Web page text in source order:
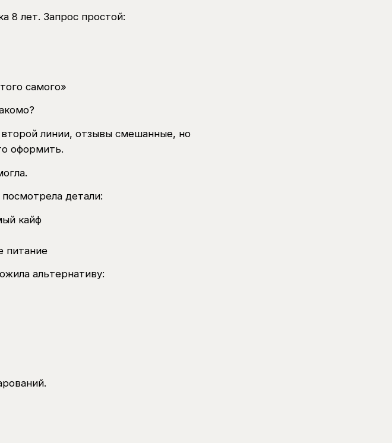
8 лет. Запрос простой:
самого»
линии, отзывы смешанные, но
оформить.
детали:
кайф
питание
альтернативу: